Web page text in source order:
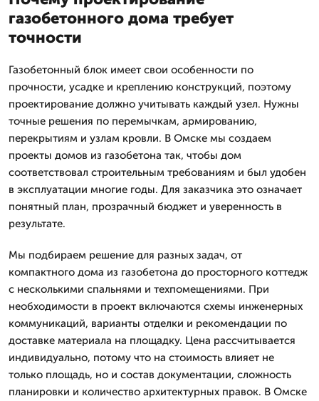
газобетонного дома требует
точности
Газобетонный блок имеет свои особенности по
прочности, усадке и креплению конструкций, поэтому
проектирование должно учитывать каждый узел. Нужны
точные решения по перемычкам, армированию,
перекрытиям и узлам кровли. В Омске мы создаем
проекты домов из газобетона так, чтобы дом
соответствовал строительным требованиям и был удобен
в эксплуатации многие годы. Для заказчика это означает
понятный план, прозрачный бюджет и уверенность в
результате.
Мы подбираем решение для разных задач, от
компактного дома из газобетона до просторного коттедж
с несколькими спальнями и техпомещениями. При
необходимости в проект включаются схемы инженерных
коммуникаций, варианты отделки и рекомендации по
доставке материала на площадку. Цена рассчитывается
индивидуально, потому что на стоимость влияет не
только площадь, но и состав документации, сложность
планировки и количество архитектурных правок. В Омске